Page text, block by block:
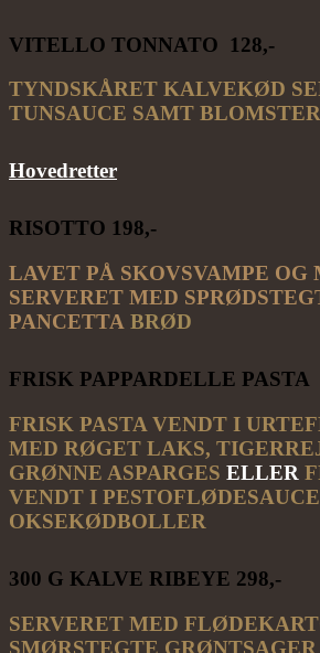
VITELLO TONNATO 128,-
TYNDSKÅRET KALVEKØD
TUNSAUCE SAMT
Hovedretter
RISOTTO 198,-
LAVET PÅ SKOVSVAMPE OG
SERVERET MED
PANCETTA BRØD
FRISK PAPPARDELLE PASTA
FRISK PASTA VENDT I
MED RØGET LAKS,
GRØNNE ASPARGES ELLER
VENDT I
OKSEKØDBOLLER
300 G KALVE RIBEYE 298,-
SERVERET MED
SMØRSTEGTE GRØNTSAGER